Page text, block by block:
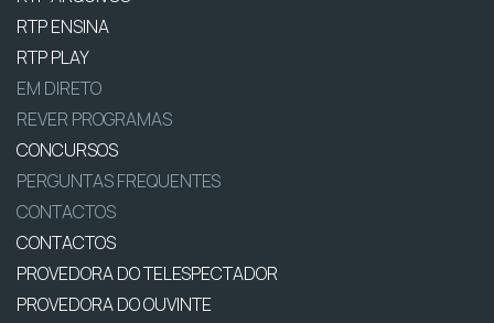
RTP ENSINA
RTP PLAY
EM DIRETO
REVER PROGRAMAS
CONCURSOS
PERGUNTAS FREQUENTES
CONTACTOS
CONTACTOS
PROVEDORA DO TELESPECTADOR
PROVEDORA DO OUVINTE